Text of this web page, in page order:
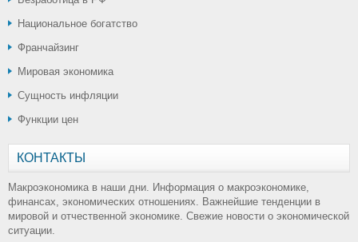
Национальное богатство
Франчайзинг
Мировая экономика
Сущность инфляции
Функции цен
КОНТАКТЫ
Макроэкономика в наши дни. Информация о макроэкономике,
финансах, экономических отношениях. Важнейшие тенденции в
мировой и отчественной экономике. Свежие новости о экономической
ситуации.